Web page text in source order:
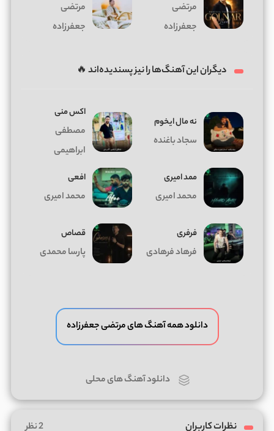
مرتضی
جعفرزاده
مرتضی
جعفرزاده
دیگران این آهنگ‌ها را نیز پسندیده‌اند 🔥
ﻧﻪ ﻣﺎل اﻳﺨﻮم
سجاد باغنده
اکس منی
مصطفی
ابراهیمی
ممد امیری
محمد امیری
افعی
محمد امیری
فرفری
فرهاد فرهادی
قصاص
پارسا محمدی
دانلود همه آهنگ های مرتضی جعفرزاده
دانلود آهنگ های محلی
نظرات کاربران 2 نظر